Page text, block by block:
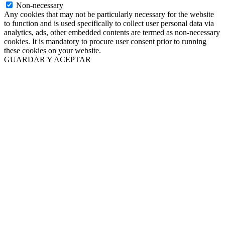
Non-necessary
Any cookies that may not be particularly necessary for the website
to function and is used specifically to collect user personal data via
analytics, ads, other embedded contents are termed as non-necessary
cookies. It is mandatory to procure user consent prior to running
these cookies on your website.
GUARDAR Y ACEPTAR